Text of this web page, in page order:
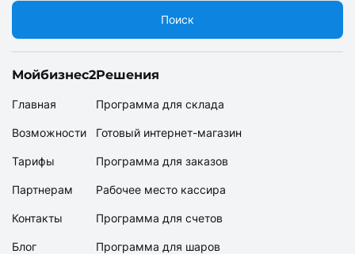
Поиск
Мойбизнес2
Главная
Возможности
Тарифы
Партнерам
Контакты
Блог
Решения
Программа для склада
Готовый интернет-магазин
Программа для заказов
Рабочее место кассира
Программа для счетов
Программа для шаров